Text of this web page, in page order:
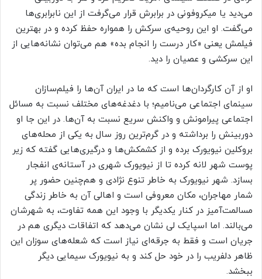
می‌دید یا میکروفونی در برابرش قرار می‌گرفت از این نابرابری‌ها
می‌گفت. او این روحیه‌ی سرکش را همواره حفظ کرده و در بهترین
فیلمش یعنی «کار درست را انجام بده» هم می‌توان نشانه‌‌هایی از
این سرکشی و عصیان را دید.
او از آن کارگردان‌‌ها است که ما در ایران آن‌ها را فیلم‌سازان
سینمای اجتماعی می‌نامیم؛ با دغدغه‌های مختلف نسبت به مسائل
اجتماعی پیرامونش و واکنش سریع نسبت به آن‌ها. در این جا او
دوربینش را برداشته و در گرم‌ترین روز سال به یکی از محله‌های
بروکلین نیویورک برده و از کشمکش‌ها و درگیری‌هایی گفته که زیر
پوست شهر لانه کرده تا از نیویورک شهری در آستانه‌ی انفجار
بسازد. شهر نیویورک به خاطر تنوع نژادی و هم‌چنین حضور پر
شمار مهاجران، مکان معروفی است و اهالی آن به خاطر زندگی
مسالمت‌آمیز در کنار یکدیگر با وجود این همه تفاوت، به شهرشان
می‌بالند. اما اسپایک لی نشان می‌دهد که اتفاقات دیگری هم در
جریان است و فقط به جرقه‌ای نیاز است که شعله‌های سوزان این
ظاهر دلفریب را در خود حل کند و به نیویورک سیمایی دیگر
ببخشد.